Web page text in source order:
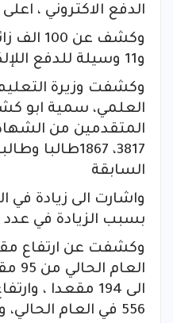
الدفع الاكتروني ،
وكشف عن
و11 وسيلة للدفع اللإلكتروني.
وكشفت وزيرة
العلمي، سمية ابو
المتقدمين من
السابقة
واشارت الى زيادة
بسبب الزيادة في
وكشفت عن ارتفاع
الى 194 مقعدا ،
556 في العام